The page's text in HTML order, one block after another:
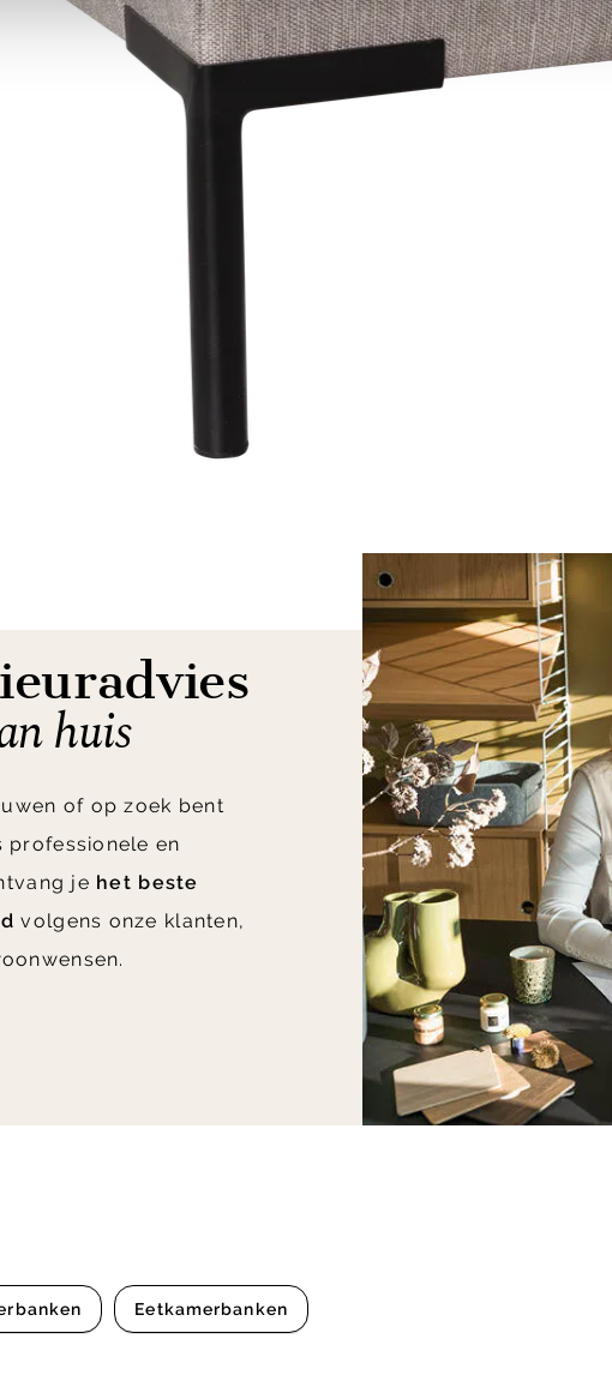
huis
of op zoek bent
professionele en
je het beste
volgens onze klanten,
Eetkamerbanken